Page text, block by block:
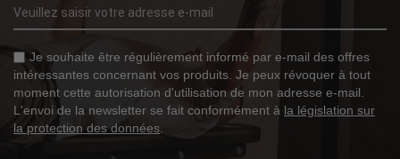
Je souhaite être régulièrement informé par e-mail des offres
intéressantes concernant vos produits. Je peux révoquer à tout
moment cette autorisation d'utilisation de mon adresse e-mail.
L'envoi de la newsletter se fait conformément à la législation sur
la protection des données.